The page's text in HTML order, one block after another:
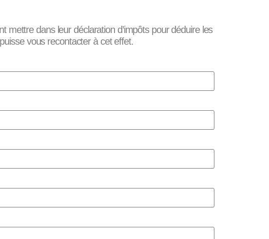
mettre dans leur déclaration d’impôts pour déduire les
vous recontacter à cet effet.